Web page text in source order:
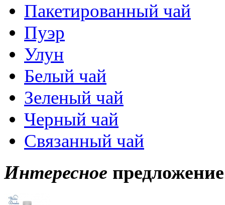
Пакетированный чай
Пуэр
Улун
Белый чай
Зеленый чай
Черный чай
Связанный чай
Интересное предложение